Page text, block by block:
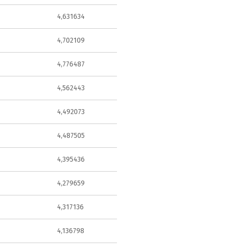
4,631634
4,702109
4,776487
4,562443
4,492073
4,487505
4,395436
4,279659
4,317136
4,136798